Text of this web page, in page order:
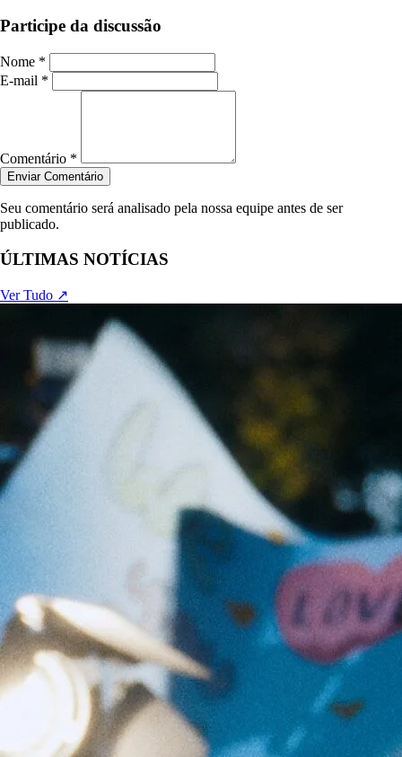
Participe da discussão
Nome *
E-mail *
Comentário *
Enviar Comentário
Seu comentário será analisado pela nossa equipe antes de ser
publicado.
ÚLTIMAS NOTÍCIAS
Ver Tudo ↗